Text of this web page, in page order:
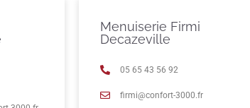
Menuiserie Firmi
Decazeville
05 65 43 56 92
firmi@confort-3000.fr